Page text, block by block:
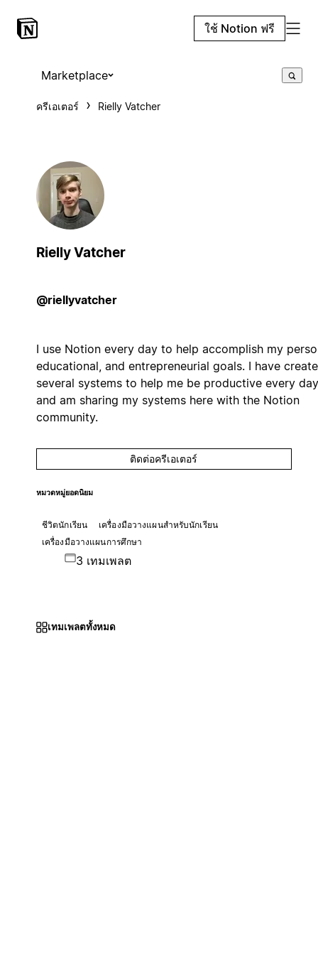
ใช้ Notion ฟรี
Marketplace
ครีเอเตอร์ Rielly Vatcher
Rielly Vatcher
@riellyvatcher
I use Notion every day to help accomplish my
educational, and entrepreneurial goals. I have
several systems to help me be productive every day
and am sharing my systems here with the Notion
community.
ติดต่อครีเอเตอร์
หมวดหมู่ยอดนิยม
ชีวิตนักเรียน
เครื่องมือวางแผนสำหรับนักเรียน
เครื่องมือวางแผนการศึกษา
3 เทมเพลต
เทมเพลตทั้งหมด